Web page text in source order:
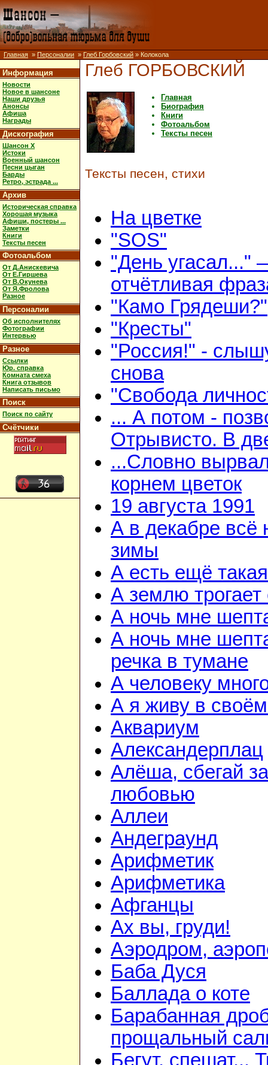
Главная » Персоналии » Глеб Горбовский » Колокола
Информация
Новости
Новое в шансоне
Наши друзья
Анонсы
Афиша
Награды
Дискография
Шансон X
Истоки
Военный шансон
Песни цыган
Барды
Ретро, эстрада ...
Архив
Историческая справка
Хорошая музыка
Афиши, постеры ...
Заметки
Книги
Тексты песен
Фотоальбом
От Д.Анискевича
От Е.Гиршева
От В.Окунева
От Я.Фролова
Разное
Персоналии
Об исполнителях
Фотографии
Интервью
Разное
Ссылки
Юр. справка
Комната смеха
Книга отзывов
Написать письмо
Поиск
Поиск по сайту
Счётчики
Глеб ГОРБОВСКИЙ
Главная
Биография
Книги
Фотоальбом
Тексты песен
Тексты песен, стихи
На цветке
"SOS"
"День угасал..."
отчётливая
"Камо Грядеши?"
"Кресты"
"Россия!" -
снова
"Свобода
... А потом -
Отрывисто. В
...Словно
корнем цветок
19 августа 1991
А в декабре всё
зимы
А есть ещё
А землю трогает
А ночь мне
А ночь мне
речка в тумане
А человеку
А я живу в своём
Аквариум
Александерплац
Алёша, сбегай за
любовью
Аллеи
Андеграунд
Арифметик
Арифметика
Афганцы
Ах вы, груди!
Аэродром,
Баба Дуся
Баллада о коте
Барабанная
прощальный
Бегут, спешат...